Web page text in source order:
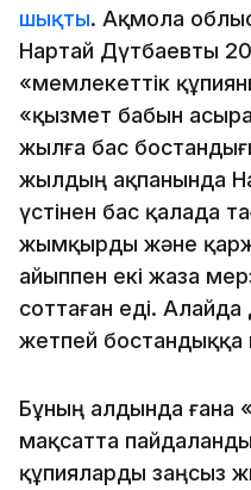
шықты. Ақмола
Нартай Дүтбаевты
«мемлекеттік
«қызмет бабын
жылға бас
жылдың ақпанында
үстінен бас қалада
жымқырды және
айыппен екі жаза
соттаған еді.
жетпей
Бұның алдында ғана
мақсатта
құпияларды заңсыз